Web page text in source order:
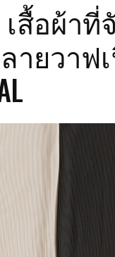
เสื้อผ้
ายวาฟ